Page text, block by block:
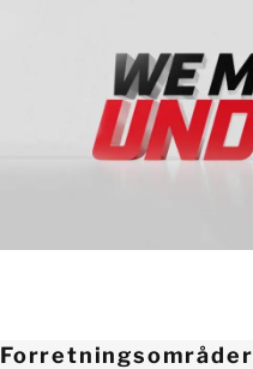
Forretningsområder